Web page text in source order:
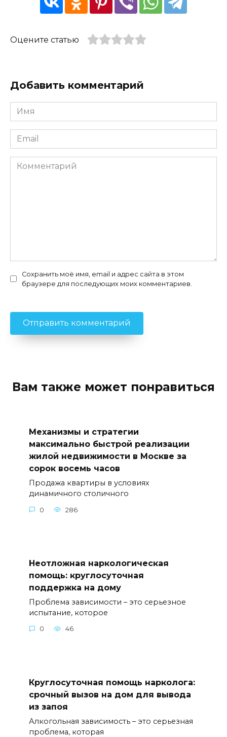
Оцените статью
Добавить комментарий
Имя
*
Email
*
Комментарий
Сохранить моё имя, email и адрес сайта в этом
браузере для последующих моих комментариев.
Вам также может понравиться
Механизмы и стратегии
максимально быстрой реализации
жилой недвижимости в Москве за
сорок восемь часов
Продажа квартиры в условиях
динамичного столичного
0 286
Неотложная наркологическая
помощь: круглосуточная
поддержка на дому
Проблема зависимости – это серьезное
испытание, которое
0 46
Круглосуточная помощь нарколога:
срочный вызов на дом для вывода
из запоя
Алкогольная зависимость – это серьезная
проблема, которая